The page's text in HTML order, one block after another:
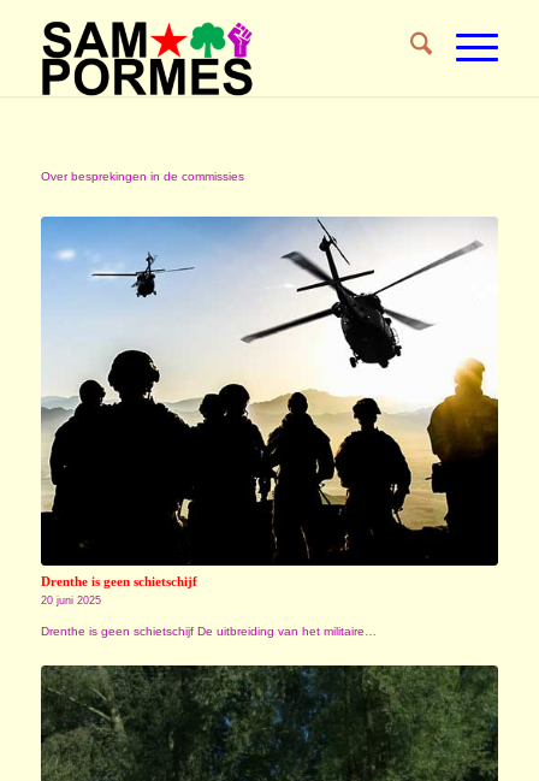
Over besprekingen in de commissies
Drenthe is geen schietschijf
20 juni 2025
Drenthe is geen schietschijf De uitbreiding van het militaire…